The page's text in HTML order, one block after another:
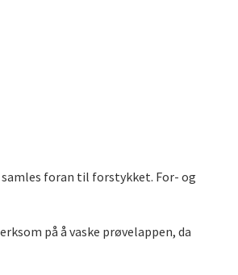
foran til forstykket. For- og
på å vaske prøvelappen, da